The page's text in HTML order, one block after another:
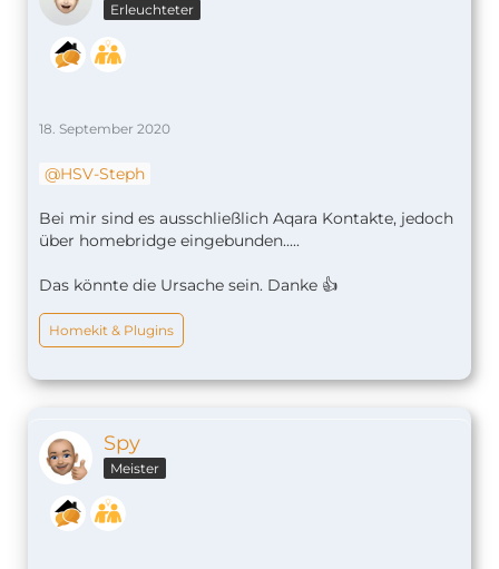
Erleuchteter
18. September 2020
HSV-Steph
Bei mir sind es ausschließlich Aqara Kontakte, jedoch
über homebridge eingebunden.....
Das könnte die Ursache sein. Danke 👍
Homekit & Plugins
Spy
Meister